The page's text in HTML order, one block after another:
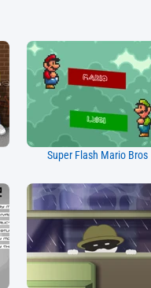
Super Flash Mario Bros